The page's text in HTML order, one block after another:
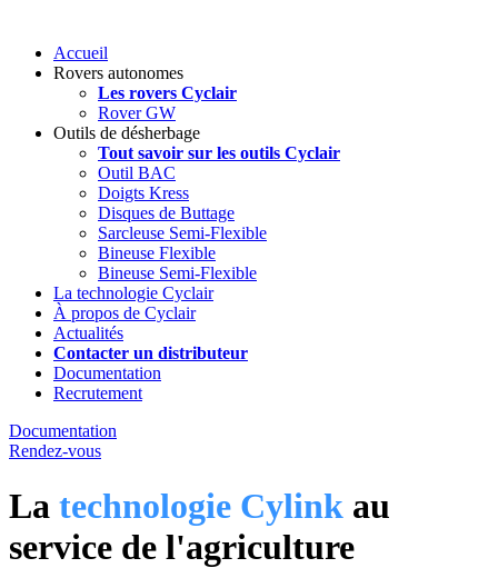
Accueil
Rovers autonomes
Les rovers Cyclair
Rover GW
Outils de désherbage
Tout savoir sur les outils Cyclair
Outil BAC
Doigts Kress
Disques de Buttage
Sarcleuse Semi-Flexible
Bineuse Flexible
Bineuse Semi-Flexible
La technologie Cyclair
À propos de Cyclair
Actualités
Contacter un distributeur
Documentation
Recrutement
Documentation
Rendez-vous
La technologie Cylink au
service de l'agriculture